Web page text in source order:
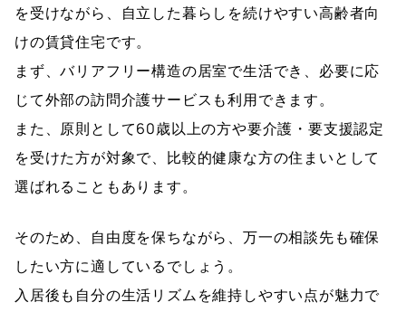
を受けながら、自立した暮らしを続けやすい高齢者向
けの賃貸住宅です。
まず、バリアフリー構造の居室で生活でき、必要に応
じて外部の訪問介護サービスも利用できます。
また、原則として60歳以上の方や要介護・要支援認定
を受けた方が対象で、比較的健康な方の住まいとして
選ばれることもあります。
そのため、自由度を保ちながら、万一の相談先も確保
したい方に適しているでしょう。
入居後も自分の生活リズムを維持しやすい点が魅力で